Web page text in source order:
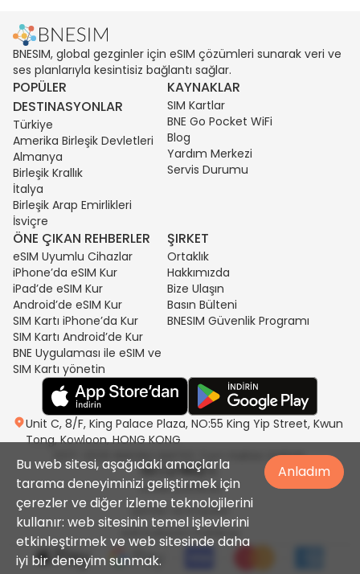
BNESIM, global gezginler için eSIM çözümleri sunarak veri ve
ses planlarıyla kesintisiz bağlantı sağlar.
POPÜLER
DESTINASYONLAR
Türkiye
Amerika Birleşik Devletleri
Almanya
Birleşik Krallık
İtalya
Birleşik Arap Emirlikleri
İsviçre
KAYNAKLAR
SIM Kartlar
BNE Go Pocket WiFi
Blog
Yardım Merkezi
Servis Durumu
ÖNE ÇIKAN REHBERLER
eSIM Uyumlu Cihazlar
iPhone’da eSIM Kur
iPad’de eSIM Kur
Android’de eSIM Kur
SIM Kartı iPhone’da Kur
SIM Kartı Android’de Kur
BNE Uygulaması ile eSIM ve
SIM Kartı yönetin
ŞIRKET
Ortaklık
Hakkımızda
Bize Ulaşın
Basın Bülteni
BNESIM Güvenlik Programı
Unit C, 8/F, King Palace Plaza, NO:55 King Yip Street, Kwun
Tong, Kowloon, HONG KONG
2017-2026 BNESIM LIMITED Tüm Hakları Saklıdır.
Gizlilik politikası
Şartlar ve Koşullar
Adil Kullanım Politikası
Bu web sitesi, aşağıdaki amaçlarla
tarama deneyiminizi geliştirmek için
çerezler ve diğer izleme teknolojilerini
kullanır: web sitesinin temel işlevlerini
etkinleştirmek ve web sitesinde daha
iyi bir deneyim sunmak.
Anladım